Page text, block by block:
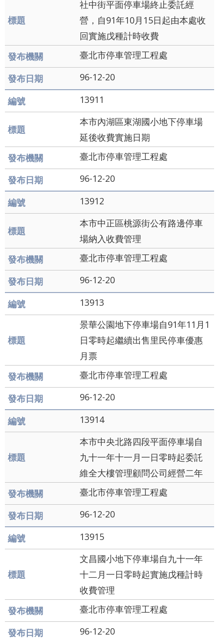
社中街平面停車場終止委託經
營，自91年10月15日起由本處收
回實施戊種計時收費
臺北市停車管理工程處
96-12-20
13911
本市內湖區東湖國小地下停車場
延後收費實施日期
臺北市停車管理工程處
96-12-20
13912
本市中正區桃源街公有路邊停車
場納入收費管理
臺北市停車管理工程處
96-12-20
13913
景華公園地下停車場自91年11月1
日零時起繼續出售里民停車優惠
月票
臺北市停車管理工程處
96-12-20
13914
本市中央北路四段平面停車場自
九十一年十一月一日零時起委託
維全大樓管理顧問公司經營二年
臺北市停車管理工程處
96-12-20
13915
文昌國小地下停車場自九十一年
十二月一日零時起實施戊種計時
收費管理
臺北市停車管理工程處
96-12-20